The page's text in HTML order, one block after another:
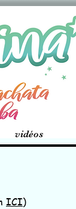
vidéos
ICI)